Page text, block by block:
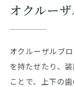
オクルー
オクルーザルブ
を持たせたり、
ことで、上下の